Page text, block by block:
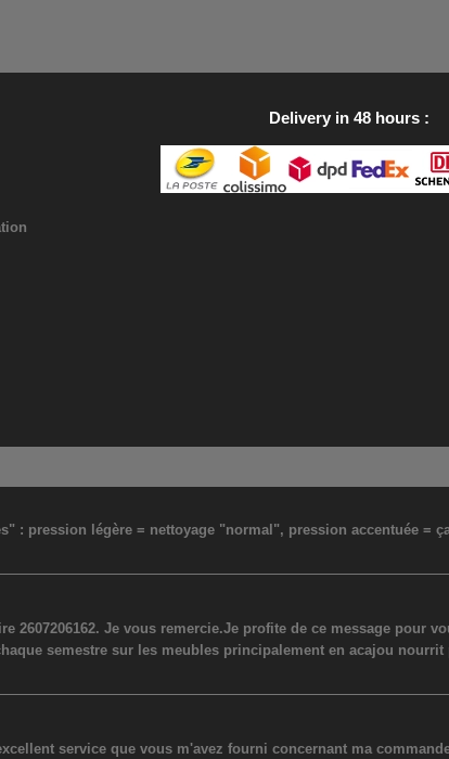
Delivery in 48 hours
: pression légère = nettoyage "normal", pression accentuée =
2607206162. Je vous remercie.Je profite de ce message pour
semestre sur les meubles principalement en acajou
service que vous m'avez fourni concernant ma